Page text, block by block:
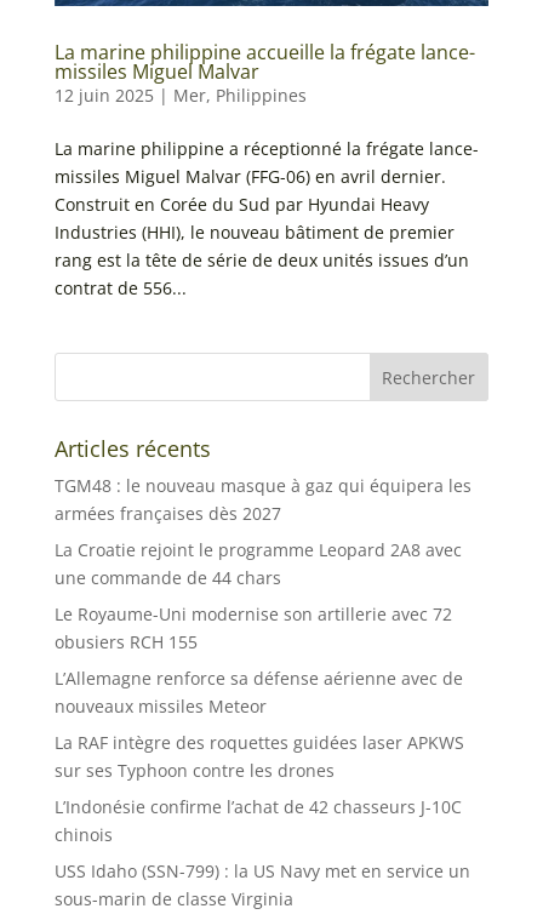
La marine philippine accueille la frégate lance-
missiles Miguel Malvar
12 juin 2025| Mer, Philippines
La marine philippine a réceptionné la frégate lance-
missiles Miguel Malvar (FFG-06) en avril dernier.
Construit en Corée du Sud par Hyundai Heavy
Industries (HHI), le nouveau bâtiment de premier
rang est la tête de série de deux unités issues d’un
contrat de 556...
Articles récents
TGM48 : le nouveau masque à gaz qui équipera les
armées françaises dès 2027
La Croatie rejoint le programme Leopard 2A8 avec
une commande de 44 chars
Le Royaume-Uni modernise son artillerie avec 72
obusiers RCH 155
L’Allemagne renforce sa défense aérienne avec de
nouveaux missiles Meteor
La RAF intègre des roquettes guidées laser APKWS
sur ses Typhoon contre les drones
L’Indonésie confirme l’achat de 42 chasseurs J-10C
chinois
USS Idaho (SSN-799) : la US Navy met en service un
sous-marin de classe Virginia